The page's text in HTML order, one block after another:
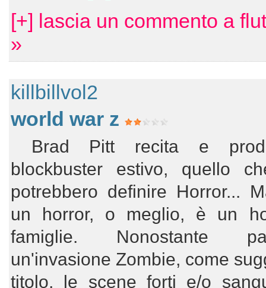
[+] lascia un commento a
»
killbillvol2
world war z
Brad Pitt recita e
blockbuster estivo, quello
potrebbero definire Horror...
un horror, o meglio, è un
famiglie. Nonostante
un'invasione Zombie, come
titolo, le scene forti e/o